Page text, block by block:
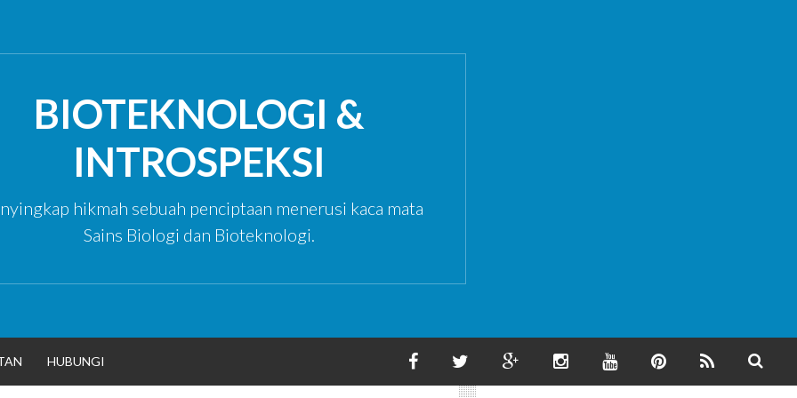
BIOTEKNOLOGI &
INTROSPEKSI
hikmah sebuah penciptaan menerusi kaca mata
Sains Biologi dan Bioteknologi.
HUBUNGI
I